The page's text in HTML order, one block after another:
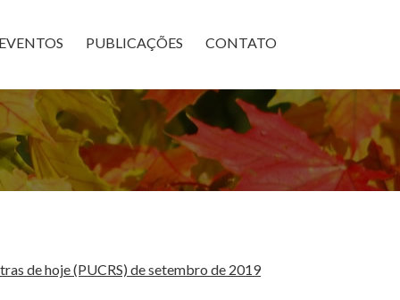
PUBLICAÇÕES CONTATO
de hoje (PUCRS) de setembro de 2019